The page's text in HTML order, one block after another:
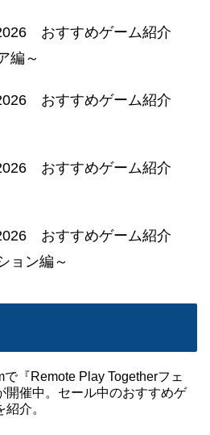
おすすめゲーム紹介
編～
おすすめゲーム紹介
おすすめゲーム紹介
おすすめゲーム紹介
ョン編～
で『Remote Play Togetherフェ
開催中。セール中のおすすめゲ
紹介。